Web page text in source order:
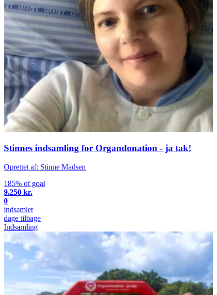
Stinnes indsamling for Organdonation - ja tak!
Oprettet af: Stinne Madsen
185% of goal
9.250 kr.
0
indsamlet
dage tilbage
Indsamling